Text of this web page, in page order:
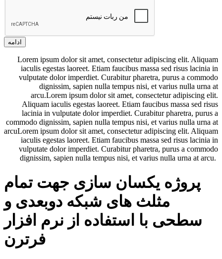
ادامه
Lorem ipsum dolor sit amet, consectetur adipiscing elit. Aliquam
iaculis egestas laoreet. Etiam faucibus massa sed risus lacinia in
vulputate dolor imperdiet. Curabitur pharetra, purus a commodo
dignissim, sapien nulla tempus nisi, et varius nulla urna at
arcu.Lorem ipsum dolor sit amet, consectetur adipiscing elit.
Aliquam iaculis egestas laoreet. Etiam faucibus massa sed risus
lacinia in vulputate dolor imperdiet. Curabitur pharetra, purus a
commodo dignissim, sapien nulla tempus nisi, et varius nulla urna at
arcuLorem ipsum dolor sit amet, consectetur adipiscing elit. Aliquam
iaculis egestas laoreet. Etiam faucibus massa sed risus lacinia in
vulputate dolor imperdiet. Curabitur pharetra, purus a commodo
dignissim, sapien nulla tempus nisi, et varius nulla urna at arcu.
پروژه یکسان سازی جهت تمام
مثلث های شبکه دوبعدی و
سطحی با استفاده از نرم افزار
فرترن